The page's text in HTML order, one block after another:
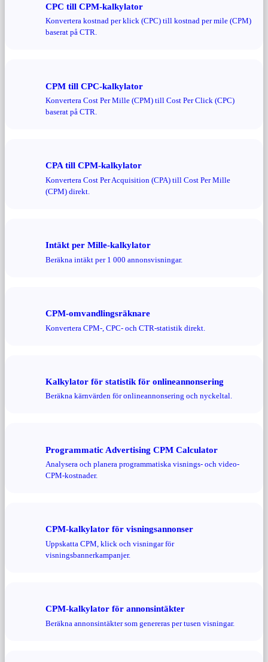
CPC till CPM-kalkylator
Konvertera kostnad per klick (CPC) till kostnad per mile (CPM)
baserat på CTR.
CPM till CPC-kalkylator
Konvertera Cost Per Mille (CPM) till Cost Per Click (CPC)
baserat på CTR.
CPA till CPM-kalkylator
Konvertera Cost Per Acquisition (CPA) till Cost Per Mille
(CPM) direkt.
Intäkt per Mille-kalkylator
Beräkna intäkt per 1 000 annonsvisningar.
CPM-omvandlingsräknare
Konvertera CPM-, CPC- och CTR-statistik direkt.
Kalkylator för statistik för onlineannonsering
Beräkna kärnvärden för onlineannonsering och nyckeltal.
Programmatic Advertising CPM Calculator
Analysera och planera programmatiska visnings- och video-
CPM-kostnader.
CPM-kalkylator för visningsannonser
Uppskatta CPM, klick och visningar för
visningsbannerkampanjer.
CPM-kalkylator för annonsintäkter
Beräkna annonsintäkter som genereras per tusen visningar.